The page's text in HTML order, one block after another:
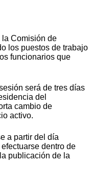
la Comisión de
los puestos de trabajo
funcionarios que
será de tres días
del
cambio de
activo.
a partir del día
dentro de
publicación de la